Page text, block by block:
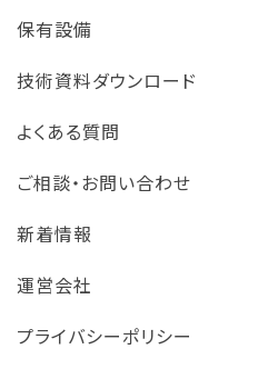
保有設備
技術資料ダウンロード
よくある質問
ご相談・お問い合わせ
新着情報
運営会社
プライバシーポリシー